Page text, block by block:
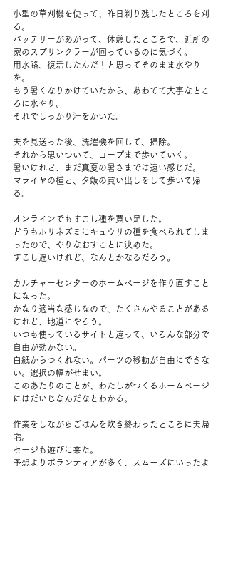
小型の草刈機を使って、昨日剃り残したところを刈
る。
バッテリーがあがって、休憩したところで、近所の
家のスプリンクラーが回っているのに気づく。
用水路、復活したんだ！と思ってそのまま水やり
を。
もう暑くなりかけていたから、あわてて大事なとこ
ろに水やり。
それでしっかり汗をかいた。
夫を見送った後、洗濯機を回して、掃除。
それから思いついて、コープまで歩いていく。
暑いけれど、まだ真夏の暑さまでは遠い感じだ。
マライヤの種と、夕飯の買い出しをして歩いて帰
る。
オンラインでもすこし種を買い足した。
どうもホリネズミにキュウリの種を食べられてしま
ったので、やりなおすことに決めた。
すこし遅いけれど、なんとかなるだろう。
カルチャーセンターのホームページを作り直すこと
になった。
かなり適当な感じなので、たくさんやることがある
けれど、地道にやろう。
いつも使っているサイトと違って、いろんな部分で
自由が効かない。
白紙からつくれない。パーツの移動が自由にできな
い。選択の幅がせまい。
このあたりのことが、わたしがつくるホームページ
にはだいじなんだなとわかる。
作業をしながらごはんを炊き終わったところに夫帰
宅。
セージも遊びに来た。
予想よりボランティアが多く、スムーズにいったよ